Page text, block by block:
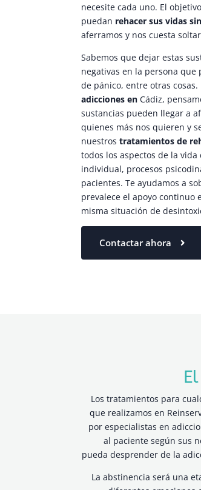
necesite cada uno. El
puedan rehacer sus vidas
aferramos y nos cuesta
Sabemos que dejar estas
negativas en la persona que
de pánico, entre otras
adicciones enCádiz,
sustancias pueden llegar a
quienes más nos quieren y
nuestrostratamientos de
todos los aspectos de la
individual, procesos
pacientes. Te ayudamos a
prevalece el apoyo continuo
misma situación de
Contactar ahora
Los tratamientos para
que realizamos en
por especialistas en
al paciente según sus
pueda desprender de la
La abstinencia será una